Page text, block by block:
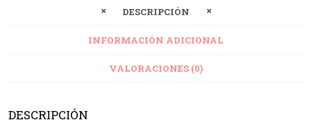
DESCRIPCIÓN
INFORMACIÓN ADICIONAL
VALORACIONES (0)
DESCRIPCIÓN